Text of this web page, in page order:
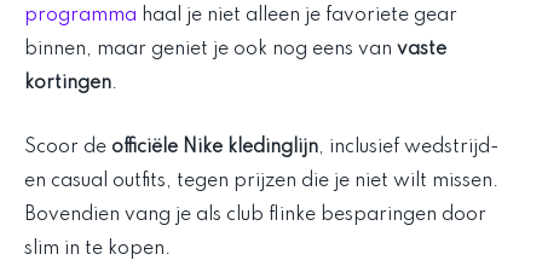
programma haal je niet alleen je favoriete gear
binnen, maar geniet je ook nog eens van vaste
kortingen.
Scoor de officiële Nike kledinglijn, inclusief wedstrijd-
en casual outfits, tegen prijzen die je niet wilt missen.
Bovendien vang je als club flinke besparingen door
slim in te kopen.